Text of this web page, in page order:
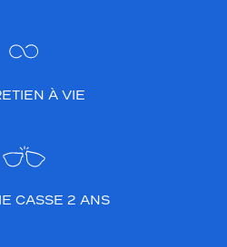
À VIE
CASSE 2 ANS